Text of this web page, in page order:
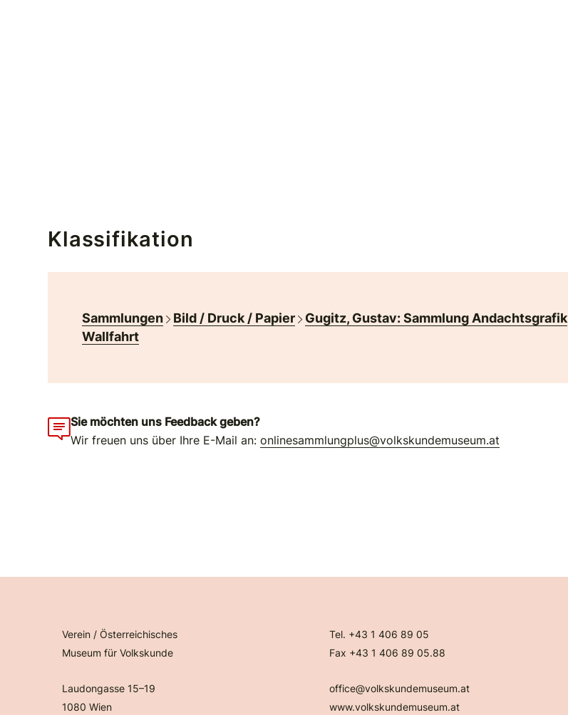
Klassifikation
Sammlungen Bild / Druck / Papier Gugitz, Gustav: Sammlung Andachtsgrafik
Wallfahrt
Sie möchten uns Feedback geben?
Wir freuen uns über Ihre E-Mail an:onlinesammlungplus@volkskundemuseum.at
Verein / Österreichisches
Museum für Volkskunde
Laudongasse 15–19
1080 Wien
Tel. +43 1 406 89 05
Fax +43 1 406 89 05.88
office@volkskundemuseum.at
www.volkskundemuseum.at